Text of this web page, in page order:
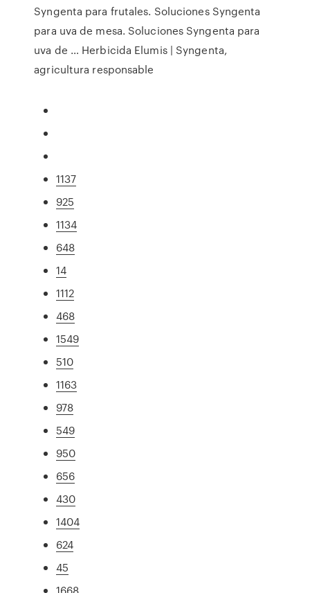
Syngenta para frutales. Soluciones Syngenta
para uva de mesa. Soluciones Syngenta para
uva de … Herbicida Elumis | Syngenta,
agricultura responsable
1137
925
1134
648
14
1112
468
1549
510
1163
978
549
950
656
430
1404
624
45
1668